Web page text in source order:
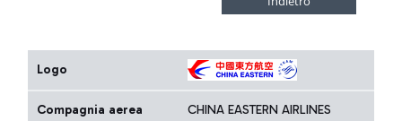
Logo
Compagnia aerea CHINA EASTERN AIRLINES